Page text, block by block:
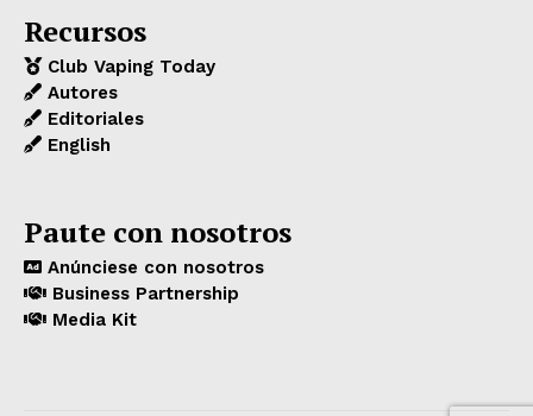
Recursos
Club Vaping Today
Autores
Editoriales
English
Paute con nosotros
Anúnciese con nosotros
Business Partnership
Media Kit